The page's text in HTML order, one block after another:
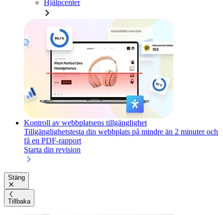
Hjälpcenter
Kontroll av webbplatsens tillgänglighet
Tillgänglighetstesta din webbplats på mindre än 2 minuter och
få en PDF-rapport
Starta din revision
Stäng
Tillbaka